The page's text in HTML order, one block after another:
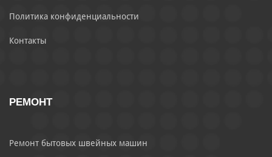
Политика конфиденциальности
Контакты
РЕМОНТ
Ремонт бытовых швейных машин